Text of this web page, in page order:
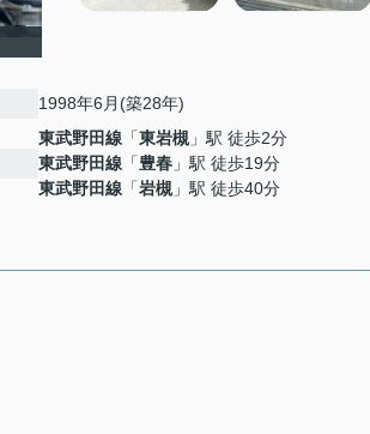
1998年6月(築28年)
東武野田線 「東岩槻 」駅 徒歩2分
東武野田線 「豊春 」駅 徒歩19分
東武野田線 「岩槻 」駅 徒歩40分